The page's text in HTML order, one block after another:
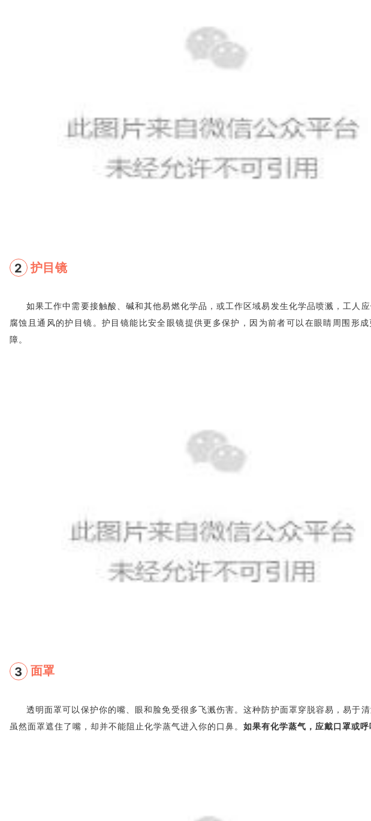
2 护目镜
如果工作中需要接触酸、碱和其他易燃化学品，或工作区域易发生化学品喷溅，工人
腐蚀且通风的护目镜。护目镜能比安全眼镜提供更多保护，因为前者可以在眼睛周围形
障。
3 面罩
透明面罩可以保护你的嘴、眼和脸免受很多飞溅伤害。这种防护面罩穿脱容易，易于清
虽然面罩遮住了嘴，却并不能阻止化学蒸气进入你的口鼻。 如果有化学蒸气，应戴口罩或呼